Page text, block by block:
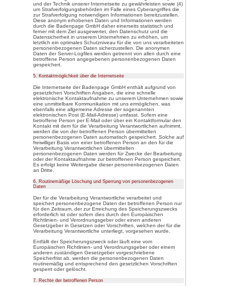
Verantwortlicher oder für
die natürliche oder
oder andere Stelle, die
über die Zwecke und Mittel
personenbezogenen
und Mittel dieser
das Recht der
Verantwortliche
Kriterien seiner
dem Recht der
h) Auftragsverarbeiter
Auftragsverarbeiter ist eine
Person, Behörde,
personenbezogene Daten
i) Empfänger
Empfänger ist eine
Behörde, Einrichtung oder
personenbezogene Daten